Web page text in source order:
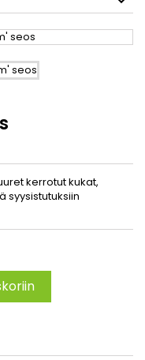
kerrotut kukat,
syysistutuksiin